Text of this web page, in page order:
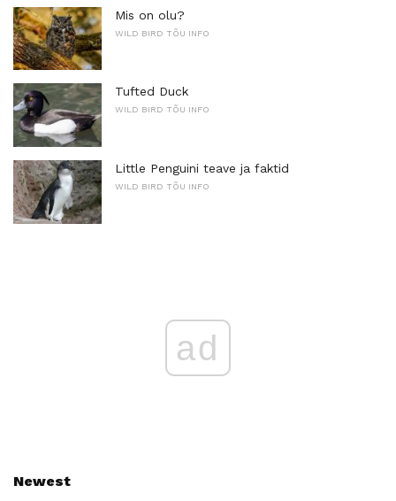
Mis on olu?
WILD BIRD TÕU INFO
Tufted Duck
WILD BIRD TÕU INFO
Little Penguini teave ja faktid
WILD BIRD TÕU INFO
ad
Newest